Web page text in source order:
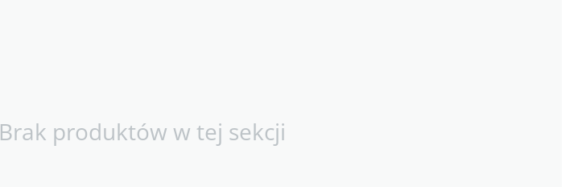
Brak produktów w tej sekcji